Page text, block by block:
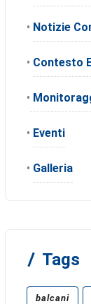
• Notizie
• Contesto
•
• Eventi
• Galleria
Tags
balcani